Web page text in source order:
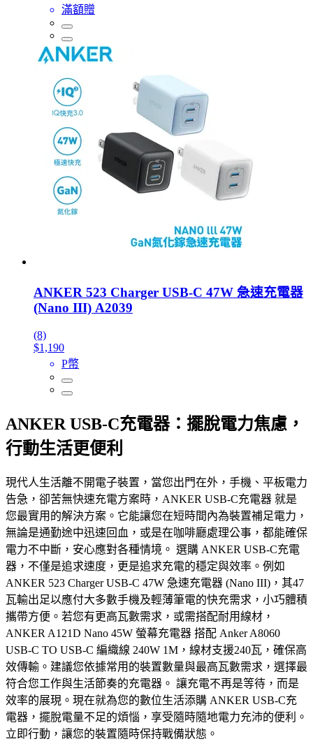
滿額贈
ANKER 523 Charger USB-C 47W 急速充電器
(Nano III) A2039
(8)
$1,190
P幣
ANKER USB-C充電器：擺脫電力焦慮，
行動生活更便利
現代人生活離不開電子裝置，當您出門在外，手機、平板電力
告急，卻苦無快速充電方案時，ANKER USB-C充電器 就是
您最實用的解決方案。它能讓您在短時間內為裝置補足電力，
無論是通勤途中迅速回血，或是在咖啡廳處理公事，都能確保
電力不中斷，安心應對各種情境。 選購 ANKER USB-C充電
器，不僅是追求速度，更是追求充電的穩定與效率。例如
ANKER 523 Charger USB-C 47W 急速充電器 (Nano III)，其47
瓦輸出足以應付大多數手機及輕薄筆電的快充需求，小巧體積
攜帶方便。若您有更高瓦數需求，或需搭配耐用線材，
ANKER A121D Nano 45W 螢幕充電器 搭配 Anker A8060
USB-C TO USB-C 編織線 240W 1M，線材支援240瓦，確保高
效傳輸。建議您依據常用的裝置數量與最高瓦數需求，選擇最
符合您工作與生活節奏的充電器。 讓充電不再是等待，而是
效率的展現。現在就為您的數位生活添購 ANKER USB-C充
電器，擺脫電量不足的煩惱，享受隨時隨地電力充沛的便利。
立即行動，讓您的裝置隨時保持戰備狀態。